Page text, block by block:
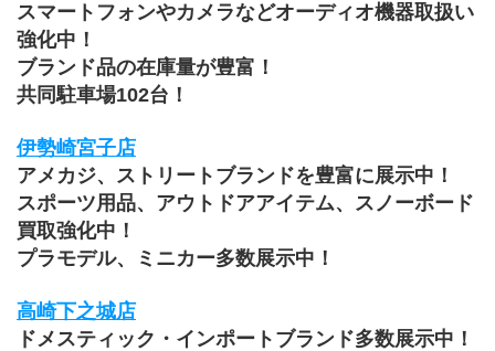
スマートフォンやカメラなどオーディオ機器取扱い
強化中！
ブランド品の在庫量が豊富！
共同駐車場102台！
伊勢崎宮子店
アメカジ、ストリートブランドを豊富に展示中！
スポーツ用品、アウトドアアイテム、スノーボード
買取強化中！
プラモデル、ミニカー多数展示中！
高崎下之城店
ドメスティック・インポートブランド多数展示中！